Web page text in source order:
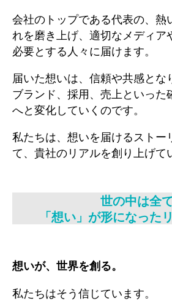
会社のトップである代表の、熱
れを磨き上げ、適切なメディア
必要とする人々に届けます。
届いた想いは、信頼や共感とな
ブランド、採用、売上といった
へと変化していくのです。
私たちは、想いを届けるストー
て、貴社のリアルを創り上げて
世の中は全
「想い」が形になった
想いが、世界を創る。
私たちはそう信じています。